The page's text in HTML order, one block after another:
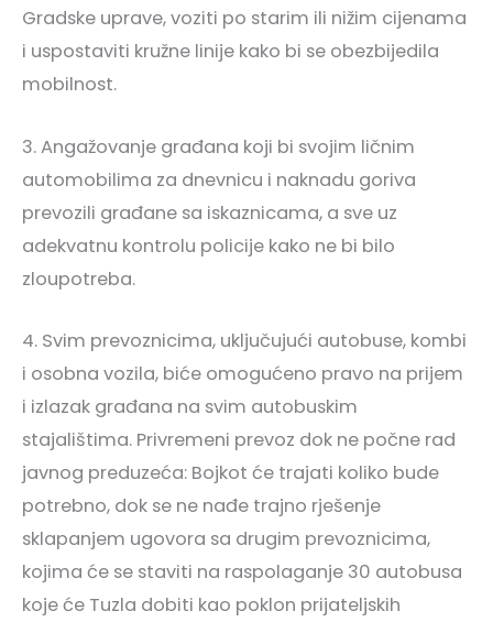
Gradske uprave, voziti po starim ili nižim cijenama
i uspostaviti kružne linije kako bi se obezbijedila
mobilnost.
3. Angažovanje građana koji bi svojim ličnim
automobilima za dnevnicu i naknadu goriva
prevozili građane sa iskaznicama, a sve uz
adekvatnu kontrolu policije kako ne bi bilo
zloupotreba.
4. Svim prevoznicima, uključujući autobuse, kombi
i osobna vozila, biće omogućeno pravo na prijem
i izlazak građana na svim autobuskim
stajalištima. Privremeni prevoz dok ne počne rad
javnog preduzeća: Bojkot će trajati koliko bude
potrebno, dok se ne nađe trajno rješenje
sklapanjem ugovora sa drugim prevoznicima,
kojima će se staviti na raspolaganje 30 autobusa
koje će Tuzla dobiti kao poklon prijateljskih